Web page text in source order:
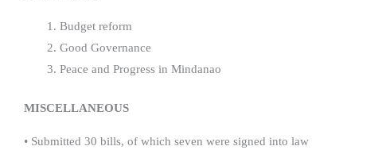
Budget reform
Good Governance
Peace and Progress in Mindanao
MISCELLANEOUS
• Submitted 30 bills, of which seven were signed into law